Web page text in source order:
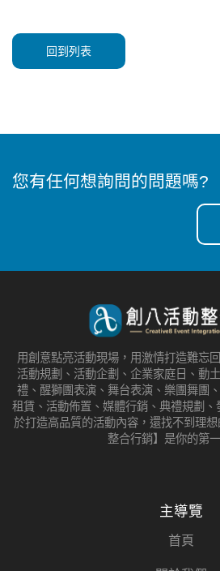
回到列表
您有任何想詢問的問題嗎?
用創意點亮活動現場，用激情打造難忘
活動規劃、活動企劃、企業家庭日、動
禮、醒獅團表演、舞台表演、樂團舞團
租賃、活動佈置、媒體行銷、典禮規劃
於打造高品質的活動內容，還找不到理
整合行銷】是你的第
主導覽
首頁